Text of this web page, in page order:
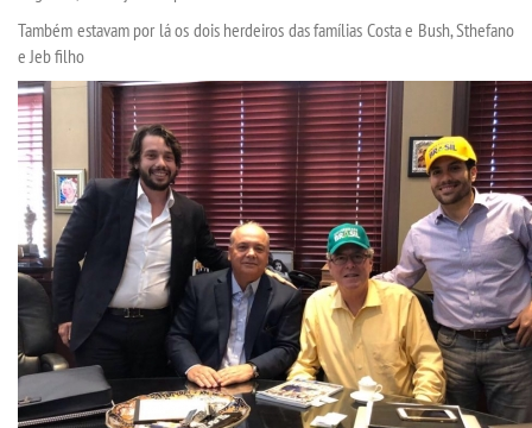
MATRÍCULA
EDITAL
PUBLICAÇÕES
DESTAQUES
REPOSITÓRIO
Também estavam por lá os dois herdeiros das famílias Costa e Bush, Sthefano
e Jeb filho